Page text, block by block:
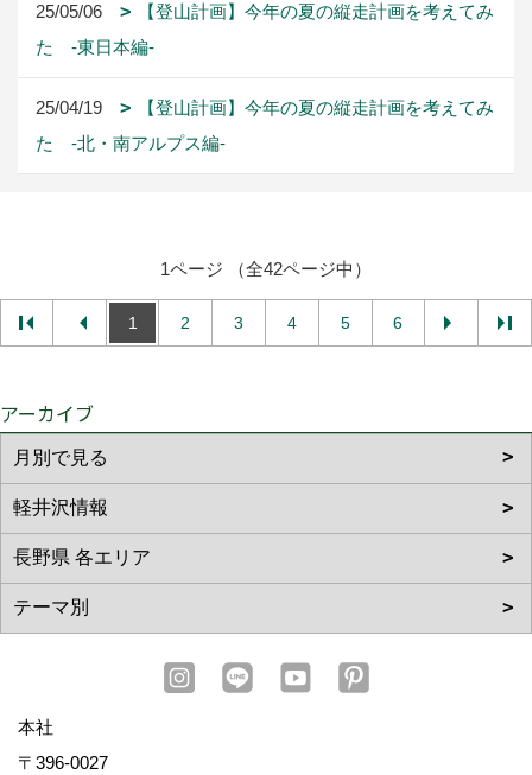
25/05/06
【登山計画】今年の夏の縦走計画を考えてみ
た -東日本編-
25/04/19
【登山計画】今年の夏の縦走計画を考えてみ
た -北・南アルプス編-
1ページ （全42ページ中）
1 2 3 4 5 6
アーカイブ
本社
〒396-0027